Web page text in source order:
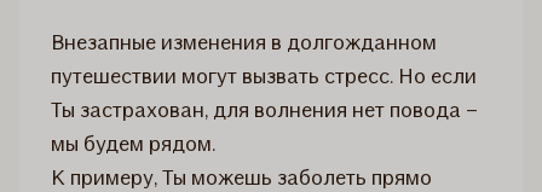
Внезапные изменения в долгожданном
путешествии могут вызвать стресс. Но если
Ты застрахован, для волнения нет повода –
мы будем рядом.
К примеру, Ты можешь заболеть прямо